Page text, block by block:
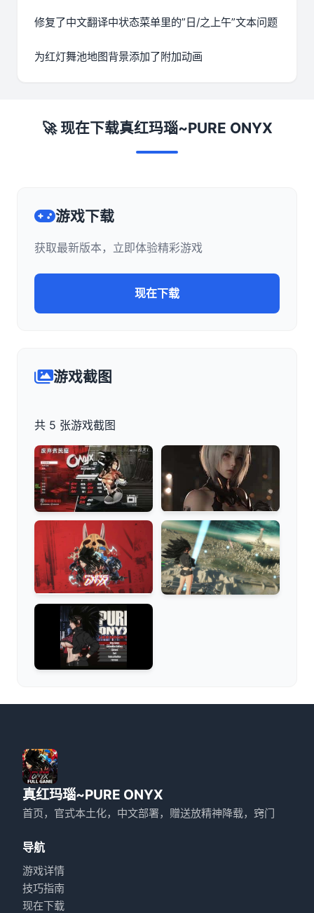
修复了中文翻译中状态菜单里的”日/之上午”文本问题
为红灯舞池地图背景添加了附加动画
🚀 现在下载真红玛瑙~PURE ONYX
游戏下载
获取最新版本，立即体验精彩游戏
现在下载
游戏截图
共 5 张游戏截图
真红玛瑙~PURE ONYX
首页，官式本土化，中文部署，赠送放精神降载，窍门
导航
游戏详情
技巧指南
现在下载